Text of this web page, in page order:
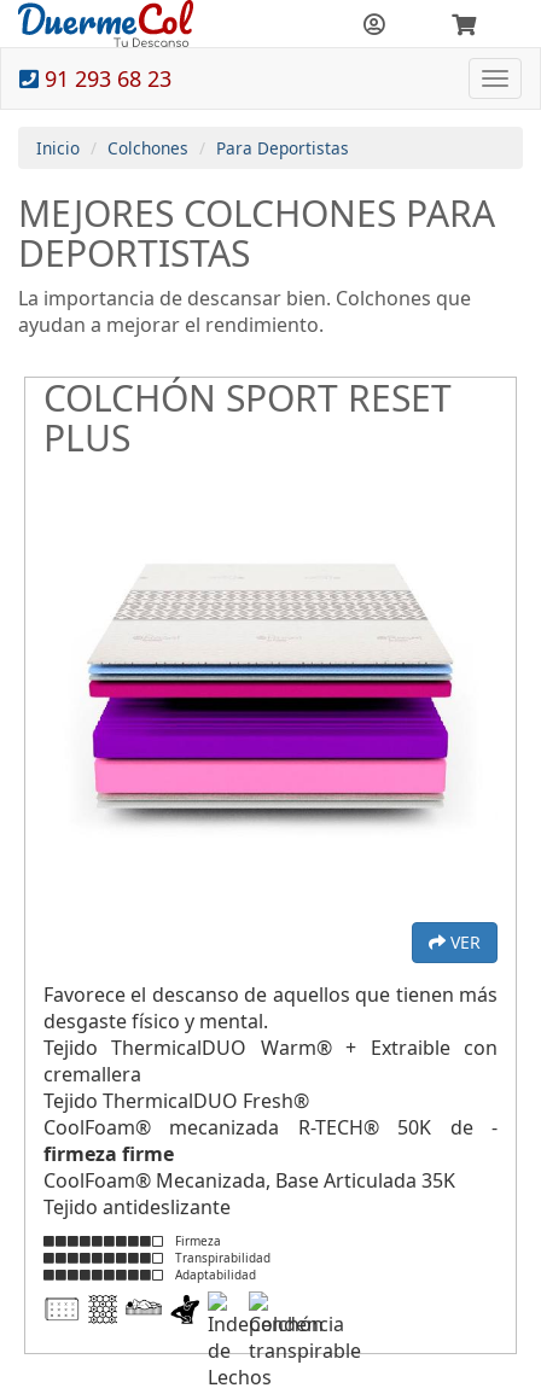
91 293 68 23
Inicio Colchones Para Deportistas
MEJORES COLCHONES PARA
DEPORTISTAS
La importancia de descansar bien. Colchones que
ayudan a mejorar el rendimiento.
COLCHÓN SPORT RESET
PLUS
VER
Favorece el descanso de aquellos que tienen más
desgaste físico y mental.
Tejido ThermicalDUO Warm® + Extraible con
cremallera
Tejido ThermicalDUO Fresh®
CoolFoam® mecanizada R-TECH® 50K de -
firmeza firme
CoolFoam® Mecanizada, Base Articulada 35K
Tejido antideslizante
Firmeza
Transpirabilidad
Adaptabilidad